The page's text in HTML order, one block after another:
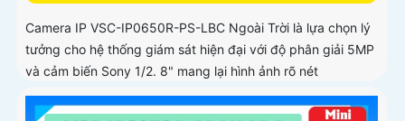
Camera IP VSC-IP0650R-PS-LBC Ngoài Trời là lựa chọn lý
tưởng cho hệ thống giám sát hiện đại với độ phân giải 5MP
và cảm biến Sony 1/2. 8" mang lại hình ảnh rõ nét